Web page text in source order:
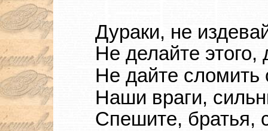
Дураки, не
Не делайте
Не дайте сломить
Наши враги,
Спешите, братья,